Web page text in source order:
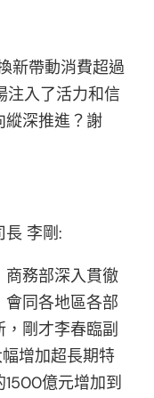
新帶動消費超過
注入了活力和信
縱深推進？謝
長 李剛:
商務部深入貫徹
同各地區各部
剛才李春臨副
增加超長期特
億元增加到